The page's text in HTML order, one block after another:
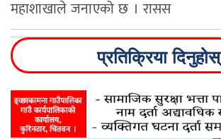
महाशाखाले जनाएको छ । रासस
प्रतिक्रिया दिनुहोस्